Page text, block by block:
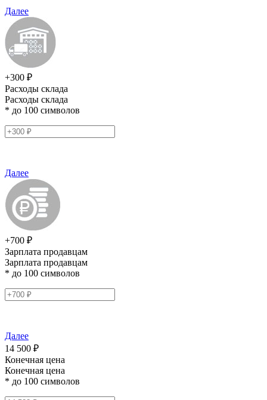
Далее
+300 ₽
Расходы склада
Расходы склада
* до 100 символов
Далее
+700 ₽
Зарплата продавцам
Зарплата продавцам
* до 100 символов
Далее
14 500 ₽
Конечная цена
Конечная цена
* до 100 символов